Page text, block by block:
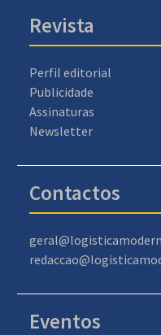
Revista
Perfil editorial
Publicidade
Assinaturas
Newsletter
Contactos
Eventos